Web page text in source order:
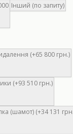
Інший (по запиту)
(+65 800 грн.)
(+93 510 грн.)
(шамот) (+34 131